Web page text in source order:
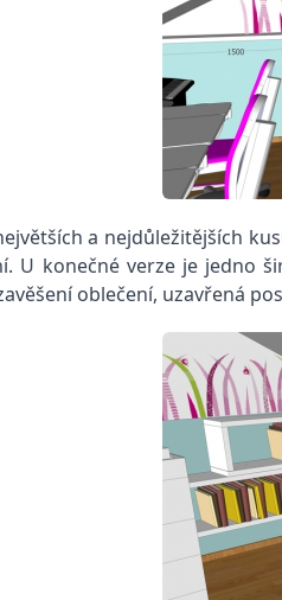
a nejdůležitějších
U konečné verze je jedno
oblečení, uzavřená